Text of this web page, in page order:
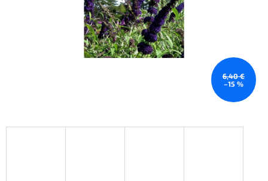
6,40 €
–15 %